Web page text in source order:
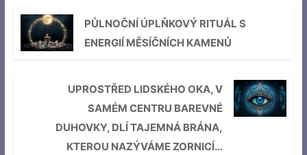
PŮLNOČNÍ ÚPLŇKOVÝ RITUÁL S
ENERGIÍ MĚSÍČNÍCH KAMENŮ
UPROSTŘED LIDSKÉHO OKA, V
SAMÉM CENTRU BAREVNÉ
DUHOVKY, DLÍ TAJEMNÁ BRÁNA,
KTEROU NAZÝVÁME ZORNICÍ…